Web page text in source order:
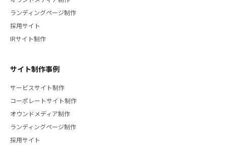
ランディングページ制作
採用サイト
IRサイト制作
サイト制作事例
サービスサイト制作
コーポレートサイト制作
オウンドメディア制作
ランディングページ制作
採用サイト